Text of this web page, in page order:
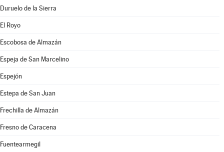
Duruelo de la Sierra
El Royo
Escobosa de Almazán
Espeja de San Marcelino
Espejón
Estepa de San Juan
Frechilla de Almazán
Fresno de Caracena
Fuentearmegil